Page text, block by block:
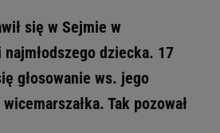
się w Sejmie w
dziecka. 17
głosowanie ws. jego
Tak pozował